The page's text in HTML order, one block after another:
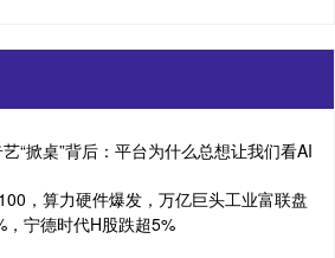
“掀桌”背后：平台为什么总想让我们看AI
，算力硬件爆发，万亿巨头工业富联盘
宁德时代H股跌超5%